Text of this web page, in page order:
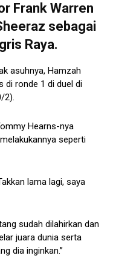
Frank Warren
sebagai
Raya.
asuhnya, Hamzah
di ronde 1 di duel di
2).
Hearns-nya
seperti
lama lagi, saya
sudah dilahirkan dan
juara dunia serta
dia inginkan.”